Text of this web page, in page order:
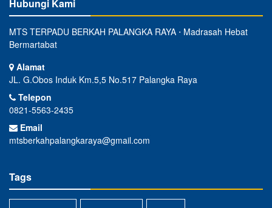
Hubungi Kami
MTS TERPADU BERKAH PALANGKA RAYA ⋅ Madrasah Hebat
Bermartabat
Alamat
JL. G.Obos Induk Km.5,5 No.517 Palangka Raya
Telepon
0821-5563-2435
Email
mtsberkahpalangkaraya@gmail.com
Tags